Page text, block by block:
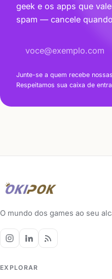
geek e os apps que
spam — cancele
Junte-se a quem recebe
Respeitamos sua caixa de
O mundo dos games ao seu
EXPLORAR